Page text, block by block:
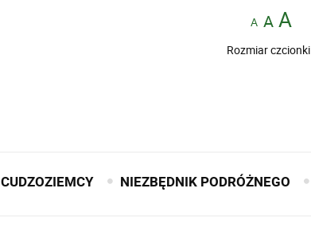
Rozmiar czcionki
CUDZOZIEMCY NIEZBĘDNIK PODRÓŻNEGO